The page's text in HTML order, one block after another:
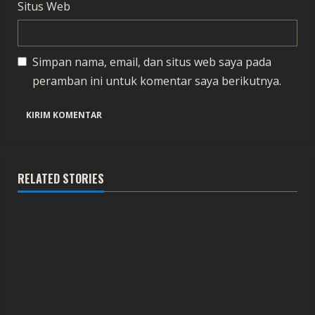
Situs Web
Simpan nama, email, dan situs web saya pada
peramban ini untuk komentar saya berikutnya.
RELATED STORIES